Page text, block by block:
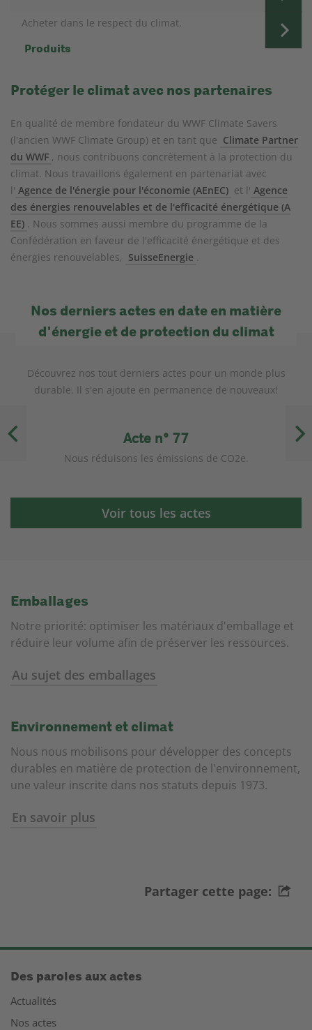
Produits
Acheter dans le respect du climat.
Protéger le climat avec nos partenaires
En qualité de membre fondateur du WWF Climate Savers
(l'ancien WWF Climate Group) et en tant que Climate Partner
du WWF , nous contribuons concrètement à la protection du
climat. Nous travaillons également en partenariat avec
l' Agence de l'énergie pour l'économie (AEnEC) et l' Agence
des énergies renouvelables et de l'efficacité énergétique (A
EE) . Nous sommes aussi membre du programme de la
Confédération en faveur de l'efficacité énergétique et des
énergies renouvelables, SuisseEnergie .
Nos derniers actes en date en matière
d'énergie et de protection du climat
Découvrez nos tout derniers actes pour un monde plus
durable. Il s'en ajoute en permanence de nouveaux!
Acte n° 77
Nous réduisons les émissions de CO2e.
Voir tous les actes
Emballages
Notre priorité: optimiser les matériaux d'emballage et
réduire leur volume afin de préserver les ressources.
Au sujet des emballages
Environnement et climat
Nous nous mobilisons pour développer des concepts
durables en matière de protection de l'environnement,
une valeur inscrite dans nos statuts depuis 1973.
En savoir plus
Partager cette page:
Des paroles aux actes
Actualités
Nos actes